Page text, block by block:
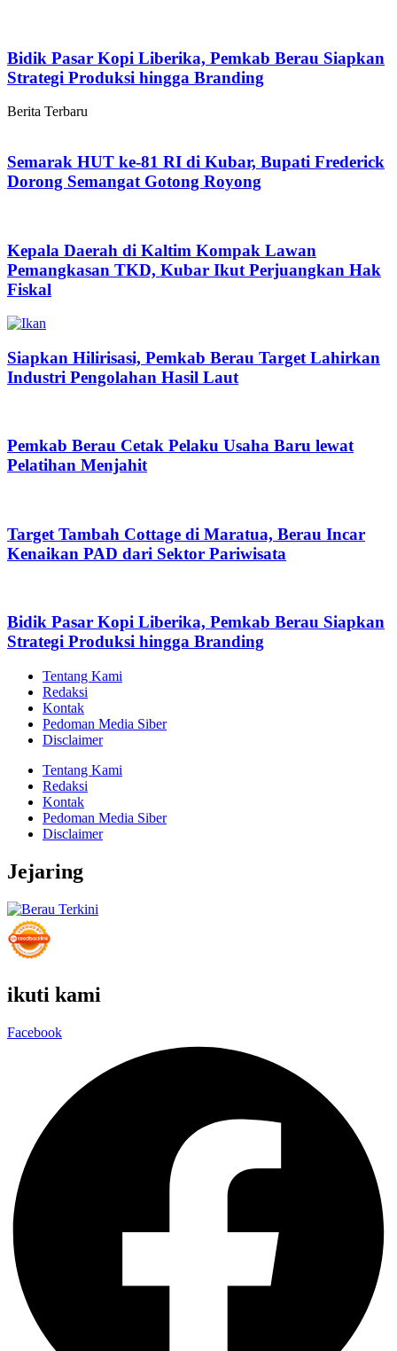
Bidik Pasar Kopi Liberika, Pemkab Berau Siapkan
Strategi Produksi hingga Branding
Berita Terbaru
Semarak HUT ke-81 RI di Kubar, Bupati Frederick
Dorong Semangat Gotong Royong
Kepala Daerah di Kaltim Kompak Lawan
Pemangkasan TKD, Kubar Ikut Perjuangkan Hak
Fiskal
Siapkan Hilirisasi, Pemkab Berau Target Lahirkan
Industri Pengolahan Hasil Laut
Pemkab Berau Cetak Pelaku Usaha Baru lewat
Pelatihan Menjahit
Target Tambah Cottage di Maratua, Berau Incar
Kenaikan PAD dari Sektor Pariwisata
Bidik Pasar Kopi Liberika, Pemkab Berau Siapkan
Strategi Produksi hingga Branding
Tentang Kami
Redaksi
Kontak
Pedoman Media Siber
Disclaimer
Tentang Kami
Redaksi
Kontak
Pedoman Media Siber
Disclaimer
Jejaring
ikuti kami
Facebook